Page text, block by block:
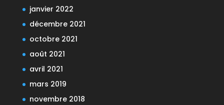
janvier 2022
décembre 2021
octobre 2021
août 2021
avril 2021
mars 2019
novembre 2018